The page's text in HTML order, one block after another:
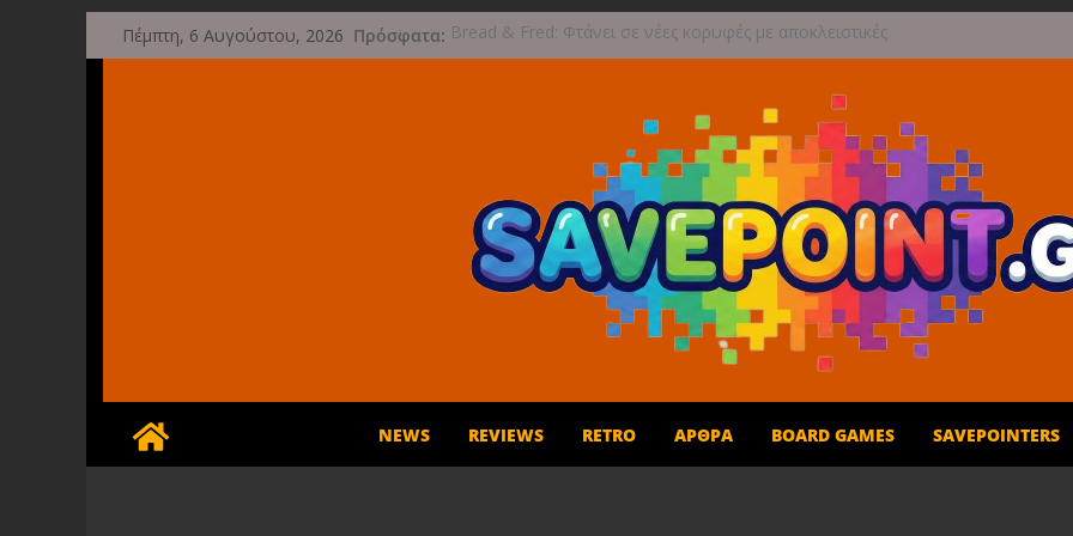
Μετάβαση
σε
Πέμπτη, 6 Αυγούστου, 2026 Πρόσφατα: Bread & Fred: Φτάνει σε νέες κορυφές με αποκλειστικές
Limited Editions από την Atari
Game Freak: Συνεχή updates για το Beast of Reincarnation
μετά την ανάμεικτη υποδοχή
Ξεκινήσαν οι προπαραγγελίες για το The Walking Dead:
Διαρροή-Βόμβα: Η Microsoft Φέρνει το Backwards
Compatibility των Original Xbox & Xbox 360 στο PC
NEWS REVIEWS RETRO ΆΡΘΡΑ BOARD GAMES SAVEPOINTERS